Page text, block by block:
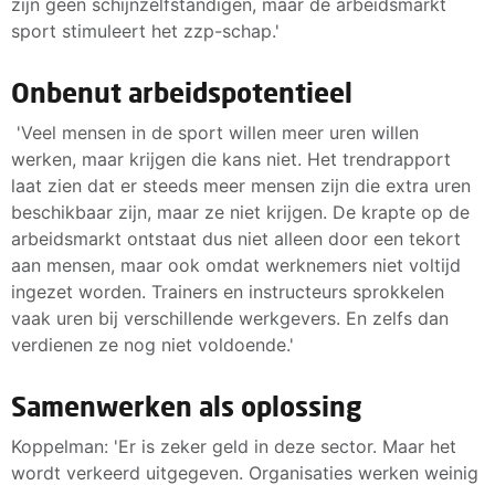
sport stimuleert het zzp-schap.'
Onbenut arbeidspotentieel
'Veel mensen in de sport willen meer uren willen
werken, maar krijgen die kans niet. Het trendrapport
laat zien dat er steeds meer mensen zijn die extra uren
beschikbaar zijn, maar ze niet krijgen. De krapte op de
arbeidsmarkt ontstaat dus niet alleen door een tekort
aan mensen, maar ook omdat werknemers niet voltijd
ingezet worden. Trainers en instructeurs sprokkelen
vaak uren bij verschillende werkgevers. En zelfs dan
verdienen ze nog niet voldoende.'
Samenwerken als oplossing
Koppelman: 'Er is zeker geld in deze sector. Maar het
wordt verkeerd uitgegeven. Organisaties werken weinig